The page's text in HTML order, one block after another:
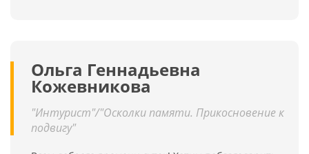
Ольга Геннадьевна
Кожевникова
"Интурист"/"Осколки памяти. Прикосновение к
подвигу"